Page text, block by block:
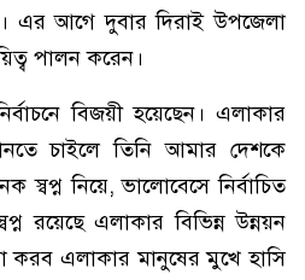
এর আগে দুবার দিরাই উপজেলা
পালন করেন।
বিজয়ী হয়েছেন। এলাকার
চাইলে তিনি আমার দেশকে
নিয়ে, ভালোবেসে নির্বাচিত
রয়েছে এলাকার বিভিন্ন উন্নয়ন
করব এলাকার মানুষের মুখে হাসি